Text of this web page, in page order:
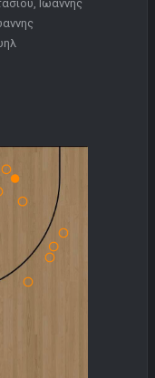
Ιωάννης